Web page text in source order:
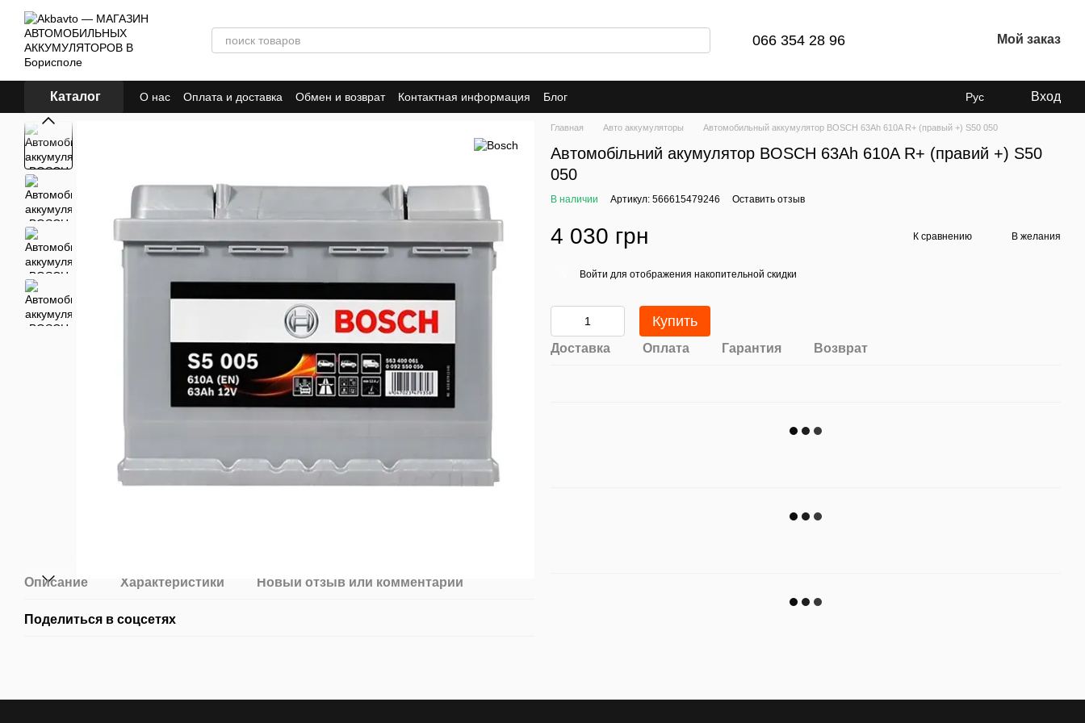
Перейти к основному контенту
066 354 28 96 Мой заказ
Каталог О нас Оплата и доставка Обмен и возврат Контактная информация Блог Рус Вход
Описание Характеристики Новый отзыв или комментарий
Поделиться в соцсетях
Главная Авто аккумуляторы Автомобильный аккумулятор BOSCH 63Ah 610A R+ (правый +) S50 050
Автомобільний акумулятор BOSCH 63Ah 610A R+ (правий +) S50
050
В наличии Артикул: 566615479246 Оставить отзыв
4 030 грн К сравнению В желания
Войти для отображения накопительной скидки
Купить
Доставка Оплата Гарантия Возврат